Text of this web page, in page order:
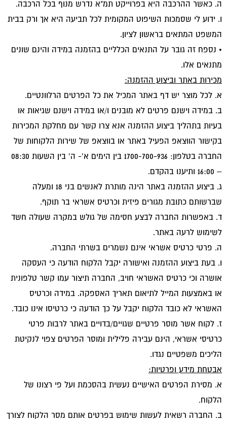
ה. כאשר ההרכבה היא בפרוייקט תמ"א נדרש מנוף בכל הרכבה.
ו. ידוע לי שסמכות השיפוט המקומית לכל תביעה היא אך ורק בבית
המשפט המתאים בראשון לציון.
• נספח זה גובר על התנאים הכלליים בהזמנה במידה והינם שונים
מתנאים אלו.
מכירות באתר וביצוע ההזמנה:
א. לכל מוצר יש דף באתר המכיל את כל הפרטים הרלוונטיים.
ב. במידה וישנם פרטים לא מובנים ו/או במידה וישנם שגיאות או
בעיות בתהליך ביצוע ההזמנה אנא צרו קשר עם מחלקת המכירות
בקישור הווצאפ הפעיל באתר או בווצאפ של שירות הלקוחות של
החברה בטלפון: 1700-700-936 בין הימים א’- ה’ בין השעות 08:30
– 16:00 ותיענו בהקדם.
ג. ביצוע ההזמנה באתר הינה מותרת לאנשים בני 18 ומעלה
שברשותם כתובת מגורים פיזית וכרטיס אשראי בר תוקף.
ד. באפשרות החברה לבצע חסימה של גולש במקרה שעולה חשד
לשימוש לרעה באתר.
ה. פרטי כרטיס אשראי אינם נשמרים בשרתי החברה.
ו. בעת ביצוע ההזמנה ואישורה יקבל הלקוח הודעה כי העסקה
אושרה וכי כרטיס האשראי חויב, החברה תיצור עמו קשר טלפונית
או באמצעות המייל לתיאום תאריך האספקה. במידה וכרטיס
האשראי לא כובד הלקוח יקבל על כך הודעה כי כרטיסו אינו כובד.
ז. לקוח אשר מוסר פרטיים שגויים/בדויים באתר לרבות פרטי
כרטיסי אשראי, הינם עבירה פלילית ומוסר הפרטים צפוי לנקיטת
הליכים משפטיים נגדו.
אבטחת מידע ופרטיות:
א. מסירת הפרטים האישיים נעשית בהסכמת ועל פי רצונו של
הלקוח.
ב. החברה רשאית לעשות שימוש בפרטים אותם מסר הלקוח לצורך